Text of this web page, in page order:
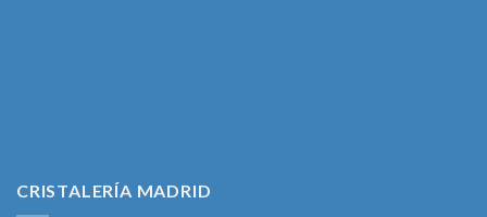
CRISTALERÍA MADRID